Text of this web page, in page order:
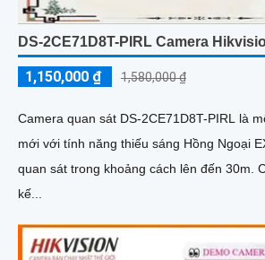
DS-2CE71D8T-PIRL Camera
1,150,000 ₫ 1,580,000 ₫
Camera quan sát DS-2CE71D8T-PIRL là
mới với tính năng thiếu sáng Hồng Ngoại
quan sát trong khoảng cách lên đến 30m. Camera được thiết
kế...